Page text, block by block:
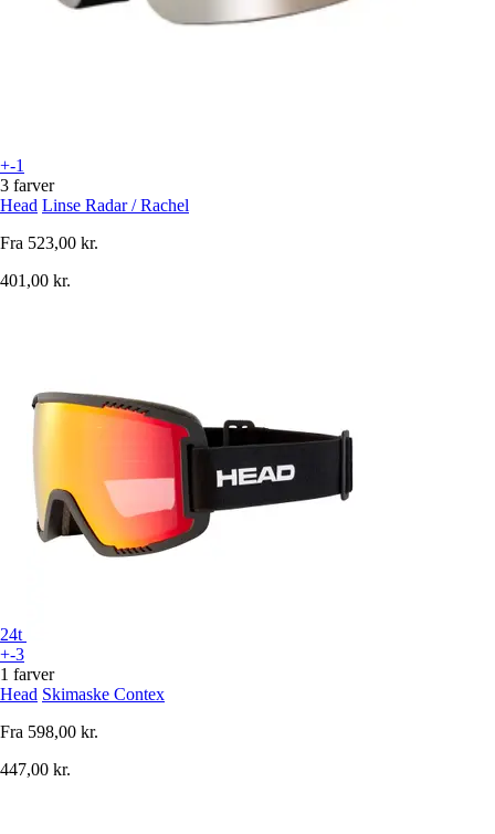
+-1
3 farver
Head Linse Radar / Rachel
Fra 523,00 kr.
401,00 kr.
24t
+-3
1 farver
Head Skimaske Contex
Fra 598,00 kr.
447,00 kr.